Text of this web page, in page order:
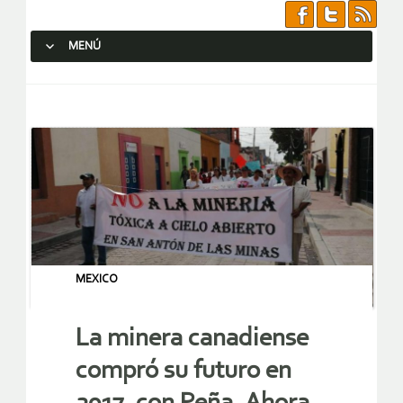
MENÚ
MEXICO
La minera canadiense
compró su futuro en